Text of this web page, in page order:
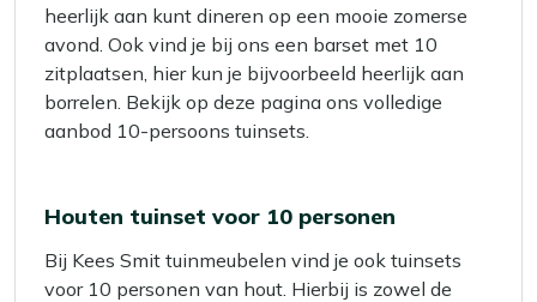
heerlijk aan kunt dineren op een mooie zomerse
avond. Ook vind je bij ons een barset met 10
zitplaatsen, hier kun je bijvoorbeeld heerlijk aan
borrelen. Bekijk op deze pagina ons volledige
aanbod 10-persoons tuinsets.
Houten tuinset voor 10 personen
Bij Kees Smit tuinmeubelen vind je ook tuinsets
voor 10 personen van hout. Hierbij is zowel de